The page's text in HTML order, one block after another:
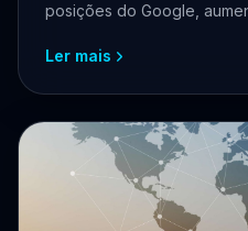
posições do Google,
Ler mais